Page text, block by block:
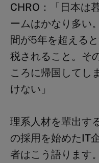
CHRO：
「日本は
ームはかなり多い
間が5年を超える
税されること。そ
ころに帰国してし
けない」
理系人材を輩出す
の採用を始めたIT
者はこう語ります。